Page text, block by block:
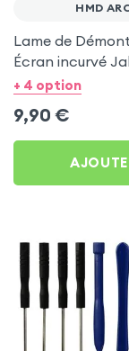
HMD
Lame de
Écran incurvé
OP18 pour HMD
+ 4 option
9,90 €